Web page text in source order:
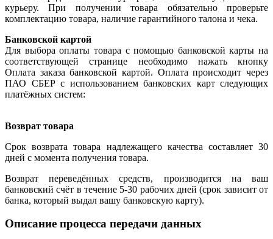
курьеру. При получении товара обязательно проверьте
комплектацию товара, наличие гарантийного талона и чека.
Банковской картой
Для выбора оплаты товара с помощью банковской карты на
соответствующей странице необходимо нажать кнопку
Оплата заказа банковской картой. Оплата происходит через
ПАО СБЕР с использованием банковских карт следующих
платёжных систем:
Возврат товара
Срок возврата товара надлежащего качества составляет 30
дней с момента получения товара.
Возврат переведённых средств, производится на ваш
банковский счёт в течение 5-30 рабочих дней (срок зависит от
банка, который выдал вашу банковскую карту).
Описание процесса передачи данных